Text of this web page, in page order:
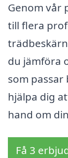
Genom vår
till flera
du jämföra
som passar
hjälpa dig
hand om
Få 3